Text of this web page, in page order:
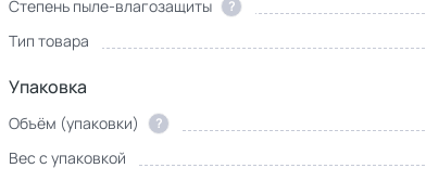
Степень пыле-влагозащиты
?
Тип товара
Упаковка
Объём (упаковки) ?
Вес с упаковкой